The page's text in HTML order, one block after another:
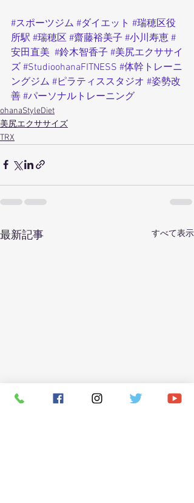
#スポーツジム #ダイエット #瑞穂区役
所駅 #瑞穂区 #齋藤裕美子 #小川寿恵 #
安田直美 #鈴木智香子 #美尻エクササイ
ズ #StudioohanaFITNESS #体幹トレーニ
ングジム #ピラティススタジオ #姿勢改
善 #パーソナルトレーニング
ohanaStyleDiet
美尻エクササイズ
TRX
最新記事 すべて表示